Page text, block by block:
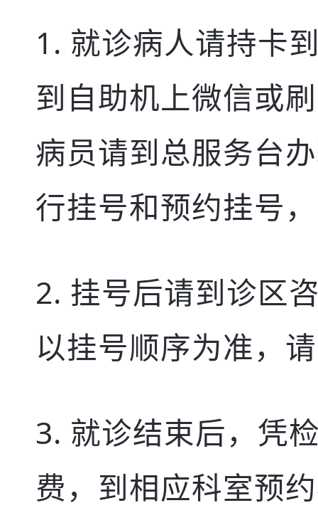
就诊病人请持卡
到自助机上微信或
病员请到总服务台
行挂号和预约挂号
挂号后请到诊区
以挂号顺序为准，
就诊结束后，凭
费，到相应科室预